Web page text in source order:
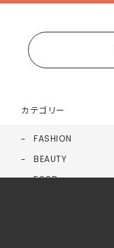
カテゴリー
FASHION
BEAUTY
FOOD